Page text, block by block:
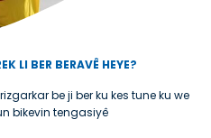
LI BER BERAVÊ HEYE?
be ji ber ku kes tune ku we
bikevin tengasiyê